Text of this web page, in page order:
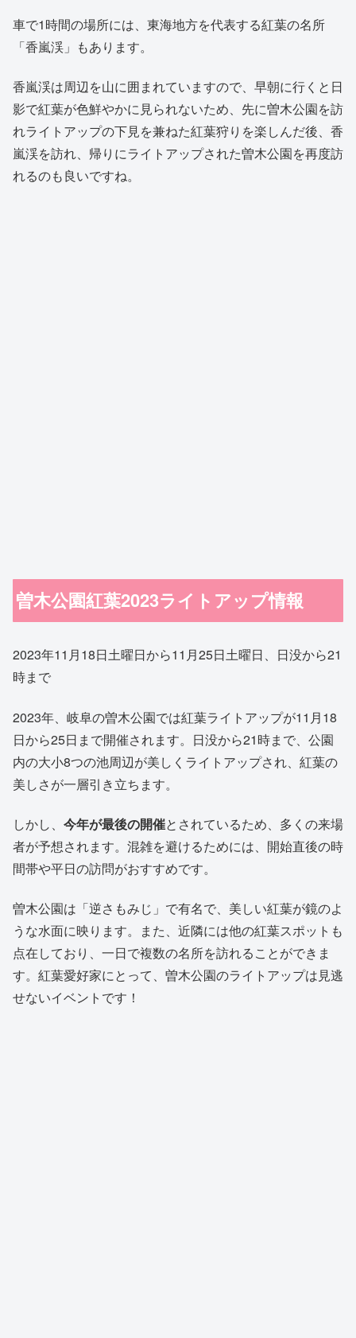
車で1時間の場所には、東海地方を代表する紅葉の名所
「香嵐渓」もあります。
香嵐渓は周辺を山に囲まれていますので、早朝に行くと日
影で紅葉が色鮮やかに見られないため、先に曽木公園を訪
れライトアップの下見を兼ねた紅葉狩りを楽しんだ後、香
嵐渓を訪れ、帰りにライトアップされた曽木公園を再度訪
れるのも良いですね。
曽木公園紅葉2023ライトアップ情報
2023年11月18日土曜日から11月25日土曜日、日没から21
時まで
2023年、岐阜の曽木公園では紅葉ライトアップが11月18
日から25日まで開催されます。日没から21時まで、公園
内の大小8つの池周辺が美しくライトアップされ、紅葉の
美しさが一層引き立ちます。
しかし、 今年が最後の開催とされているため、多くの来場
者が予想されます。混雑を避けるためには、開始直後の時
間帯や平日の訪問がおすすめです。
曽木公園は「逆さもみじ」で有名で、美しい紅葉が鏡のよ
うな水面に映ります。また、近隣には他の紅葉スポットも
点在しており、一日で複数の名所を訪れることができま
す。紅葉愛好家にとって、曽木公園のライトアップは見逃
せないイベントです！